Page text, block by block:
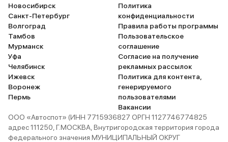
Новосибирск
Санкт-Петербург
Волгоград
Тамбов
Мурманск
Уфа
Челябинск
Ижевск
Воронеж
Пермь
Политика
конфиденциальности
Правила работы программы
Пользовательское
соглашение
Согласие на получение
рекламных рассылок
Политика для контента,
генерируемого
пользователями
Вакансии
ООО «Автоспот» (ИНН 7715936827 ОРГН 1127746774825
адрес 111250, Г.МОСКВА, Внутригородская территория города
федерального значения МУНИЦИПАЛЬНЫЙ ОКРУГ